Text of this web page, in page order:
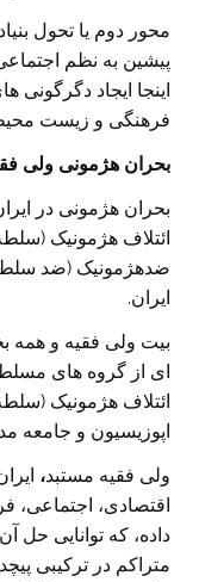
محور دوم یا تحول
پیشین به نظم
اینجا ایجاد
فرهنگی و زیست
بحران هژمونی ولی
بحران هژمونی در
ائتلاف هژمونیک
ضدهژمونیک (ضد
ایران.
بیت ولی فقیه و همه
ای از گروه های
ائتلاف هژمونیک
اپوزیسیون و جامعه
ولی فقیه مستبد،
اقتصادی، اجتماعی،
داده، که توانایی حل
متراکم در ترکیبی